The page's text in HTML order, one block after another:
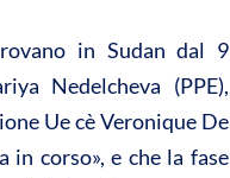
in Sudan dal 9
Nedelcheva (PPE),
Ue cè Veronique De
in corso», e che la fase